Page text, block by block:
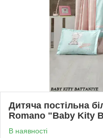
Дитяча постільна
Romano "Baby Kity
В наявності